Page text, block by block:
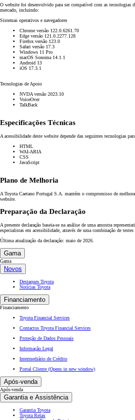
O website foi desenvolvido para ser compatível com as tecnologias
mercado, incluindo:
Sistemas operativos e navegadores
Chrome versão 122.0.6261.70
Edge versão 121.0.2277.128
Firefox versão 123.0
Safari versão 17.3
Windows 11 Pro
macOS Sonoma 14.1.1
Android 13
iOS 17.3.1
Tecnologias de Apoio
NVDA versão 2023.10
VoiceOver
TalkBack
Especificações Técnicas
A acessibilidade deste website depende das seguintes tecnologias
HTML
WAI-ARIA
CSS
JavaScript
Plano de Melhoria
A Toyota Caetano Portugal S.A. mantém o compromisso de
website.
Preparação da Declaração
A presente declaração baseia-se na análise de uma amostra
especialistas em acessibilidade, através de uma combinação de
Última atualização da declaração: maio de 2026.
Gama
Gama
Novos
Destaques Toyota
Notícias Toyota
Financiamento
Financiamento
Toyota Financial Services
Contactos Toyota Financial Services
Proteção de Dados Pessoais
Informação Legal
Intermediário de Crédito
Portal Cliente (Opens in new window)
Após-venda
Após-venda
Garantia e Assistência
Garantia Toyota
Toyota Relax